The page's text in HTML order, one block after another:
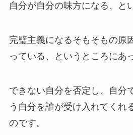
自分が自分の味方になる、と
完璧主義になるそもそもの原
っている、というところにあ
できない自分を否定し、自分
う自分を誰が受け入れてくれ
のです。